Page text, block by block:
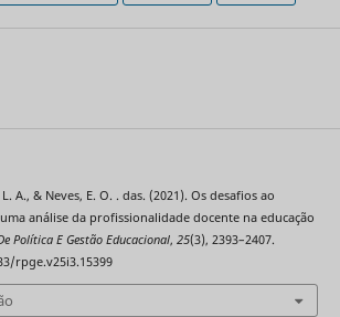
A., & Neves, E. O. . das. (2021). Os desafios ao
análise da profissionalidade docente na educação
Política E Gestão Educacional, 25(3), 2393–2407.
rpge.v25i3.15399